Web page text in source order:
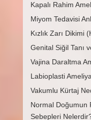
Kapalı Rahim
Miyom Tedavisi
Kızlık Zarı Dikimi
Genital Siğil Tanı
Vajina Daraltma
Labioplasti
Vakumlu Kürtaj
Normal Doğumun
Sebepleri